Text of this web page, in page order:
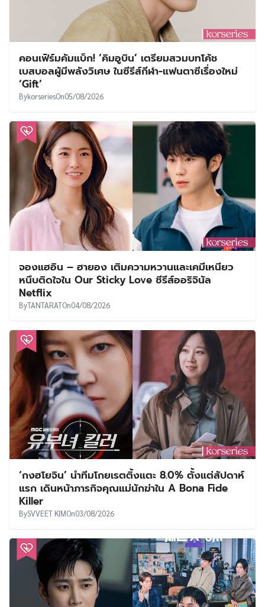
คอนเฟิร์มคัมแบ็ก! ‘คิมอูบิน’ เตรียมสวมบทโค้ช
เบสบอลผู้มีพลังวิเศษ ในซีรีส์กีฬา-แฟนตาซีเรื่องใหม่
‘Gift’
BykorseriesOn05/08/2026
จองแฮอิน – ฮายอง เติมความหวานและเคมีเหนียว
หนึบติดใจใน Our Sticky Love ซีรีส์ออริจินัล
Netflix
ByTANTARATOn04/08/2026
‘กงฮโยจิน’ นำทีมโกยเรตติ้งแตะ 8.0% ตั้งแต่สัปดาห์
แรก เดินหน้าภารกิจคุณแม่นักฆ่าใน A Bona Fide
Killer
BySVVEET KIMOn03/08/2026